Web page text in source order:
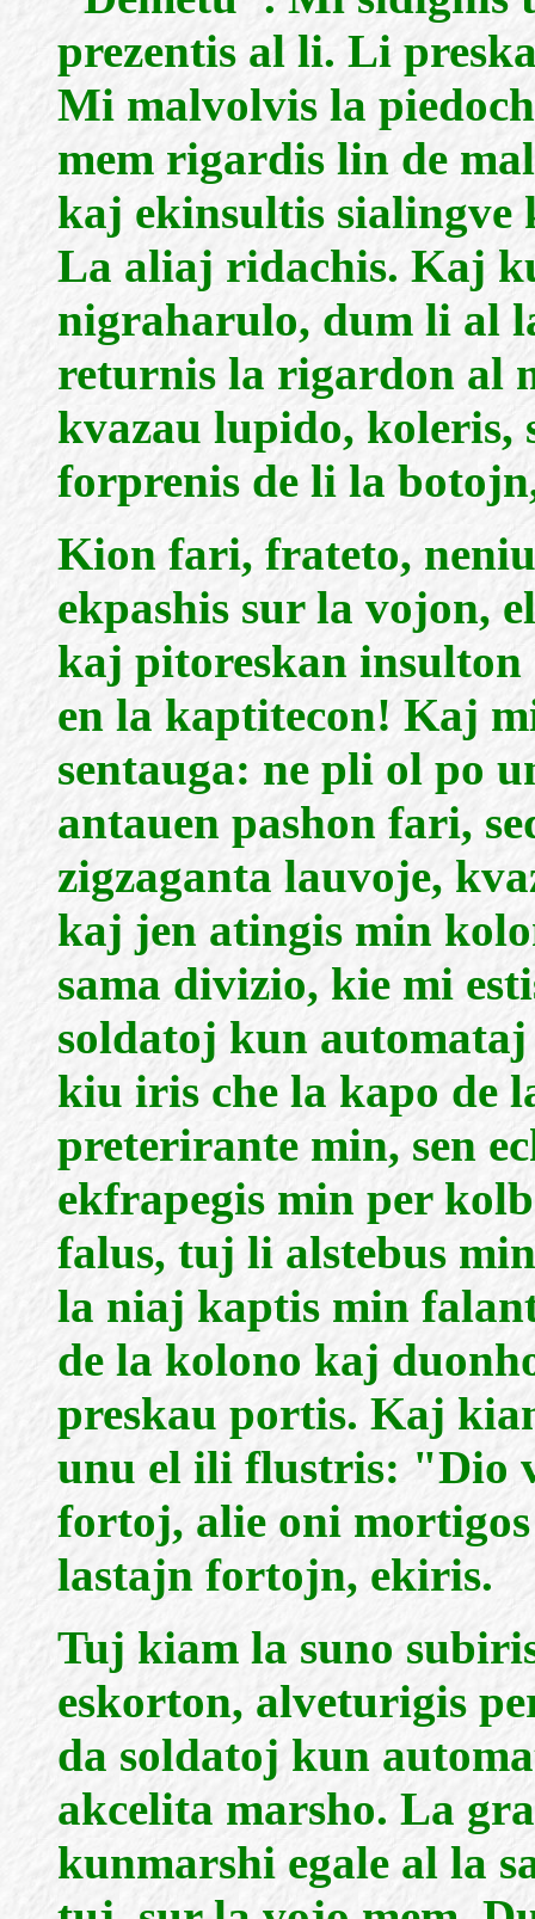
prezentis al li. Li
Mi malvolvis la
mem rigardis lin de
kaj ekinsultis sialingve
La aliaj ridachis. Kaj
nigraharulo, dum li al
returnis la rigardon al
kvazau lupido, koleris,
forprenis de li la
Kion fari, frateto,
ekpashis sur la vojon,
kaj pitoreskan
en la kaptitecon! Kaj
sentauga: ne pli ol po
antauen pashon fari,
zigzaganta lauvoje,
kaj jen atingis min
sama divizio, kie mi
soldatoj kun
kiu iris che la kapo de
preterirante min, sen
ekfrapegis min per
falus, tuj li alstebus
la niaj kaptis min
de la kolono kaj
preskau portis. Kaj
unu el ili flustris: "Dio
fortoj, alie oni
lastajn fortojn, ekiris.
Tuj kiam la suno
eskorton, alveturigis
da soldatoj kun
akcelita marsho. La
kunmarshi egale al la